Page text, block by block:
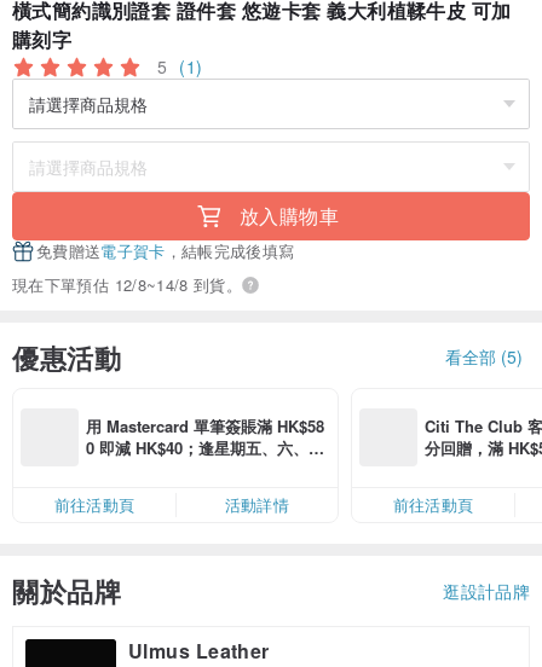
橫式簡約識別證套 證件套 悠遊卡套 義大利植鞣牛皮 可加
購刻字
5 (1)
放入購物車
免費贈送電子賀卡 ，結帳完成後填寫
現在下單預估 12/8~14/8 到貨。
優惠活動 看全部 (5)
用 Mastercard 單筆簽賬滿 HK$58
0 即減 HK$40；逢星期五、六、日
卡」結帳）
前往活動頁 活動詳情
Citi The Club
分回贈，滿
前往活動頁
關於品牌 逛設計品牌
Ulmus Leather